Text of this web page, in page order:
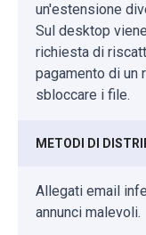
un'estensione
Sul desktop
richiesta di
pagamento di un
sbloccare i file.
METODI DI
Allegati email
annunci malevoli.